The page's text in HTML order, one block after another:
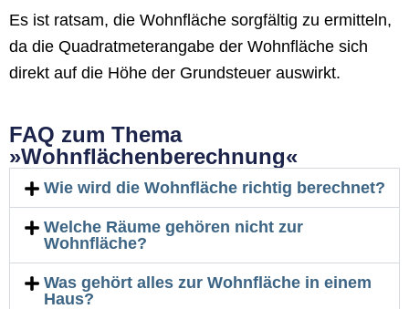
Es ist ratsam, die Wohnfläche sorgfältig zu ermitteln,
da die Quadratmeterangabe der Wohnfläche sich
direkt auf die Höhe der Grundsteuer auswirkt.
FAQ zum Thema
»Wohnflächenberechnung«
Wie wird die Wohnfläche richtig berechnet?
Welche Räume gehören nicht zur
Wohnfläche?
Was gehört alles zur Wohnfläche in einem
Haus?